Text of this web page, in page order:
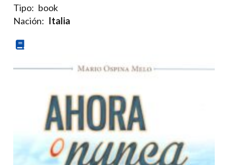
Tipo: book
Nación: Italia